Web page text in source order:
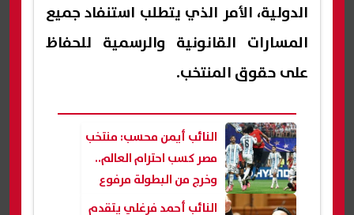
الدولية، الأمر الذي يتطلب استنفاد جميع
المسارات القانونية والرسمية للحفاظ
على حقوق المنتخب.
النائب أيمن محسب: منتخب
مصر كسب احترام العالم..
وخرج من البطولة مرفوع
الرأس
النائب أحمد فرغلي يتقدم